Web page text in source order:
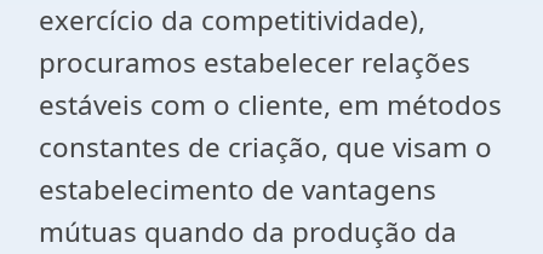
exercício da competitividade),
procuramos estabelecer relações
estáveis com o cliente, em métodos
constantes de criação, que visam o
estabelecimento de vantagens
mútuas quando da produção da